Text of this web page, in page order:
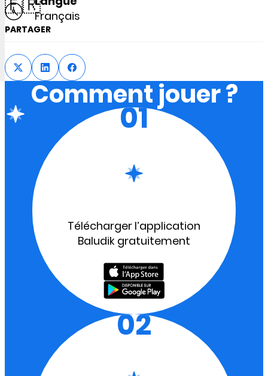
🇫🇷Français
PARTAGER
Comment jouer ?
01
Télécharger l’application
Baludik gratuitement
02